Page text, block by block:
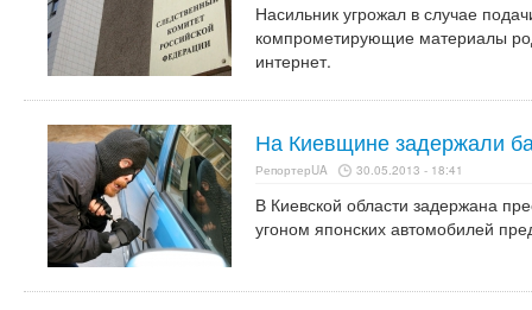
Насильник угрожал в случае
компрометирующие материалы
интернет.
На Киевщине задержали
РепортерUA 30.05.2013 - 18:41
В Киевской области задержана
угоном японских автомобилей